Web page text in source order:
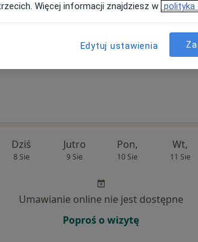
Umawianie online nie jest dostępne
Dziś
8 Sie
Jutro
9 Sie
Pon,
10 Sie
Wt,
11 Sie
Umawianie online nie jest dostępne
Poproś o wizytę
Więcej informacji znajdziesz w polityka
Edytuj ustawienia